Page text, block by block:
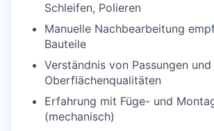
Schleifen, Polieren
Manuelle Nachbearbeitung
Bauteile
Verständnis von Passungen und
Oberflächenqualitäten
Erfahrung mit Füge- und
(mechanisch)